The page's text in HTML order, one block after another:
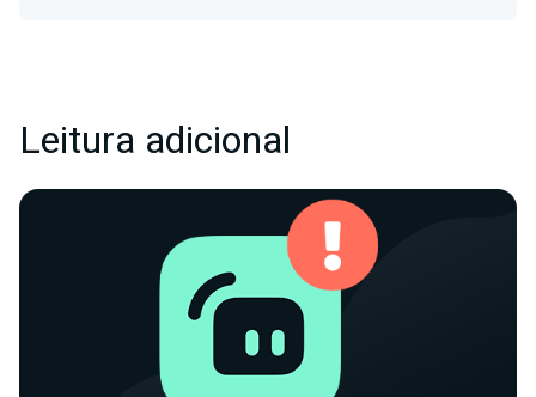
Leitura adicional